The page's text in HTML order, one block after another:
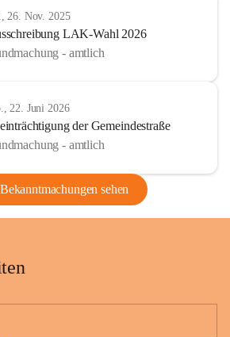
26. Nov. 2025
LAK-Wahl 2026
- amtlich
22. Juni 2026
der Gemeindestraße
- amtlich
sehen